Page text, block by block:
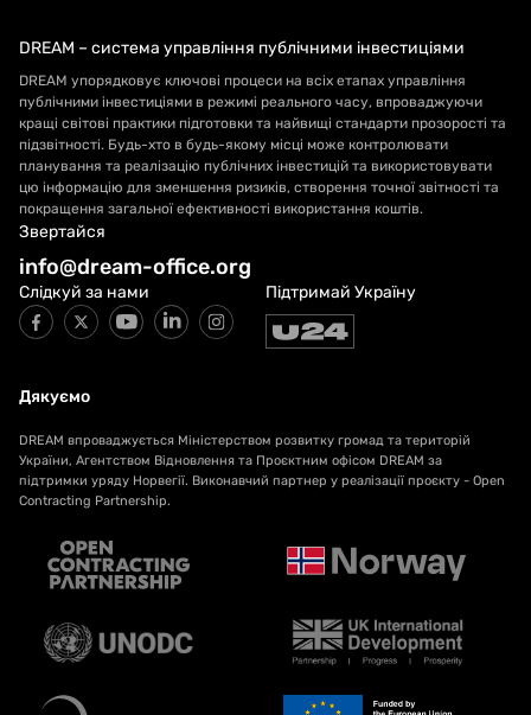
DREAM – система управління публічними інвестиціями
DREAM упорядковує ключові процеси на всіх етапах управління
публічними інвестиціями в режимі реального часу, впроваджуючи
кращі світові практики підготовки та найвищі стандарти прозорості та
підзвітності. Будь-хто в будь-якому місці може контролювати
планування та реалізацію публічних інвестицій та використовувати
цю інформацію для зменшення ризиків, створення точної звітності та
покращення загальної ефективності використання коштів.
Звертайся
info@dream-office.org
Слідкуй за нами Підтримай Україну
Дякуємо
DREAM впроваджується Міністерством розвитку громад та територій
України, Агентством Відновлення та Проєктним офісом DREAM за
підтримки уряду Норвегії. Виконавчий партнер у реалізації проєкту - Open
Contracting Partnership.